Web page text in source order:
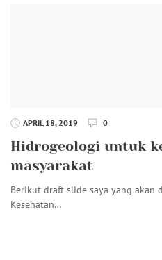
APRIL 18, 2019 0
Hidrogeologi untuk
masyarakat
Berikut draft slide saya yang akan
Kesehatan…